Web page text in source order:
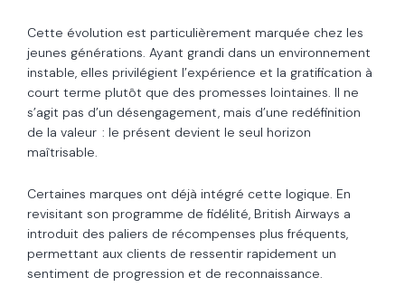
Cette évolution est particulièrement marquée chez les
jeunes générations. Ayant grandi dans un environnement
instable, elles privilégient l’expérience et la gratification à
court terme plutôt que des promesses lointaines. Il ne
s’agit pas d’un désengagement, mais d’une redéfinition
de la valeur : le présent devient le seul horizon
maîtrisable.
Certaines marques ont déjà intégré cette logique. En
revisitant son programme de fidélité, British Airways a
introduit des paliers de récompenses plus fréquents,
permettant aux clients de ressentir rapidement un
sentiment de progression et de reconnaissance.